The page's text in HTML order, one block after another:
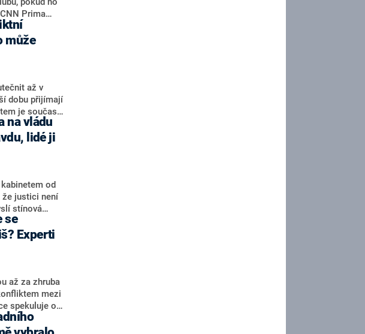
CNN Prima
Prima
hejtman
by takto mohl
je dnes
na dotaz
ODS
není
může
až v
dobu přijímají
je současná
bookmakeři
Havlíčka.
poslanec za
nicméně
trojice
koalice dosud
na vládu
lidé ji
od
že justici není
stínová
V
servítky
Jeronýma
lidská
na
se také
či promluvila o
Experti
až za zhruba
mezi
spekuluje o
současná
vytahují